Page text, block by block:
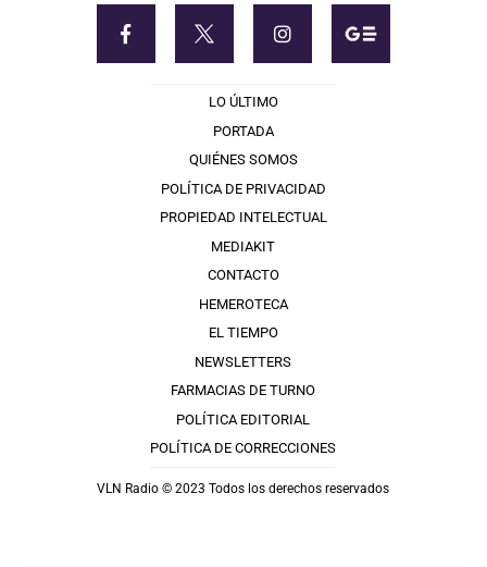
LO ÚLTIMO
PORTADA
QUIÉNES SOMOS
POLÍTICA DE PRIVACIDAD
PROPIEDAD INTELECTUAL
MEDIAKIT
CONTACTO
HEMEROTECA
EL TIEMPO
NEWSLETTERS
FARMACIAS DE TURNO
POLÍTICA EDITORIAL
POLÍTICA DE CORRECCIONES
VLN Radio © 2023 Todos los derechos reservados